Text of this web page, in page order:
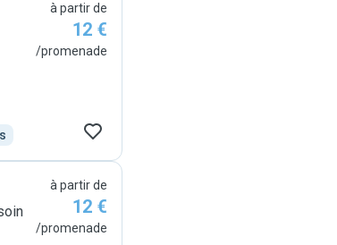
à partir de
12 €
/promenade
à partir de
12 €
/promenade